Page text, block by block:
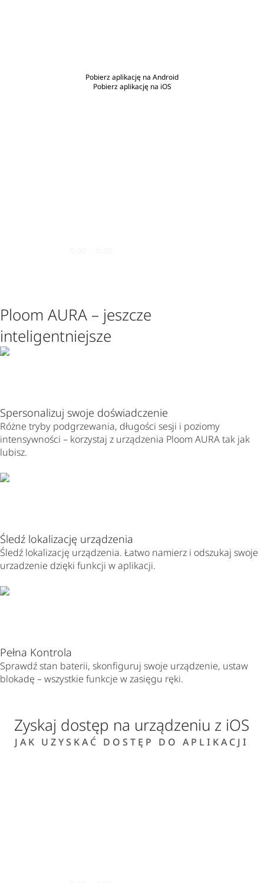
Pobierz aplikację na Android
Pobierz aplikację na iOS
Ploom AURA – jeszcze
inteligentniejsze
Spersonalizuj swoje doświadczenie
Różne tryby podgrzewania, długości sesji i poziomy
intensywności – korzystaj z urządzenia Ploom AURA tak jak
lubisz.
Śledź lokalizację urządzenia
Śledź lokalizację urządzenia. Łatwo namierz i odszukaj swoje
urzadzenie dzięki funkcji w aplikacji.
Pełna Kontrola
Sprawdź stan baterii, skonfiguruj swoje urządzenie, ustaw
blokadę – wszystkie funkcje w zasięgu ręki.
Zyskaj dostęp na urządzeniu z iOS
JAK UZYSKAĆ DOSTĘP DO APLIKACJI